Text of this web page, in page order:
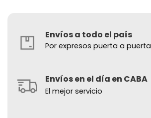
Envíos a todo el país
Por expresos puerta a puerta
Envíos en el día en CABA
El mejor servicio